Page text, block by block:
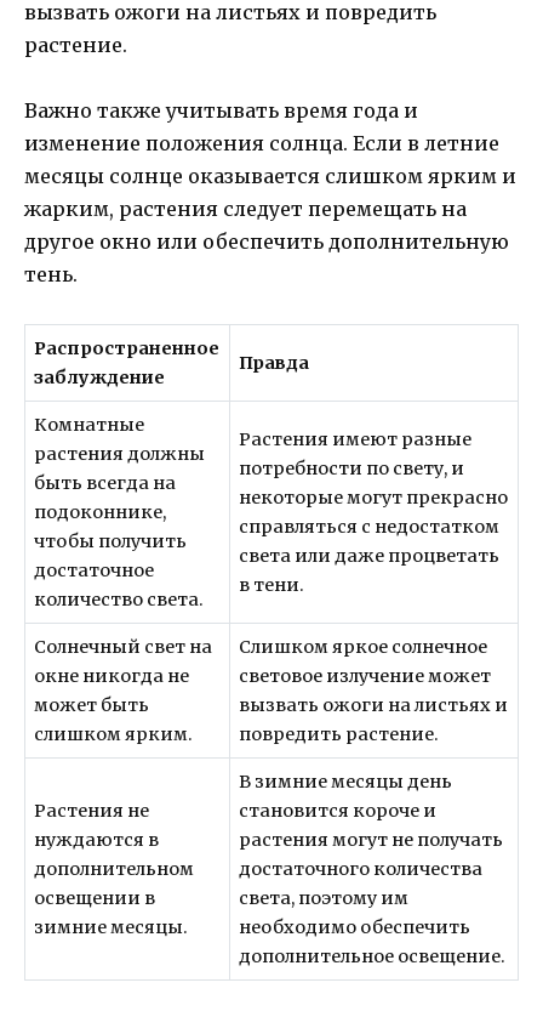
вызвать ожоги на листьях и повредить
растение.
Важно также учитывать время года и
изменение положения солнца. Если в летние
месяцы солнце оказывается слишком ярким и
жарким, растения следует перемещать на
другое окно или обеспечить дополнительную
тень.
Распространенное
заблуждение
Правда
Комнатные
растения должны
быть всегда на
подоконнике,
чтобы получить
достаточное
количество света.
Растения имеют разные
потребности по свету, и
некоторые могут прекрасно
справляться с недостатком
света или даже процветать
в тени.
Солнечный свет на
окне никогда не
может быть
слишком ярким.
Слишком яркое солнечное
световое излучение может
вызвать ожоги на листьях и
повредить растение.
Растения не
нуждаются в
дополнительном
освещении в
зимние месяцы.
В зимние месяцы день
становится короче и
растения могут не получать
достаточного количества
света, поэтому им
необходимо обеспечить
дополнительное освещение.